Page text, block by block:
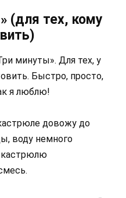
(для тех, кому
минуты». Для тех, у
Быстро, просто,
я люблю!
довожу до
воду немного
кастрюлю